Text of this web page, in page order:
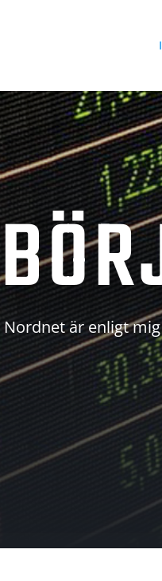
Nordnet är enligt